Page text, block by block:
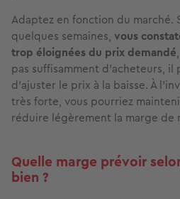
Adaptez en fonction du marché.
quelques semaines, vous
trop éloignées du prix demandé
pas suffisamment d’acheteurs,
d’ajuster le prix à la baisse. À
très forte, vous pourriez
réduire légèrement la marge de
Quelle marge prévoir
bien ?